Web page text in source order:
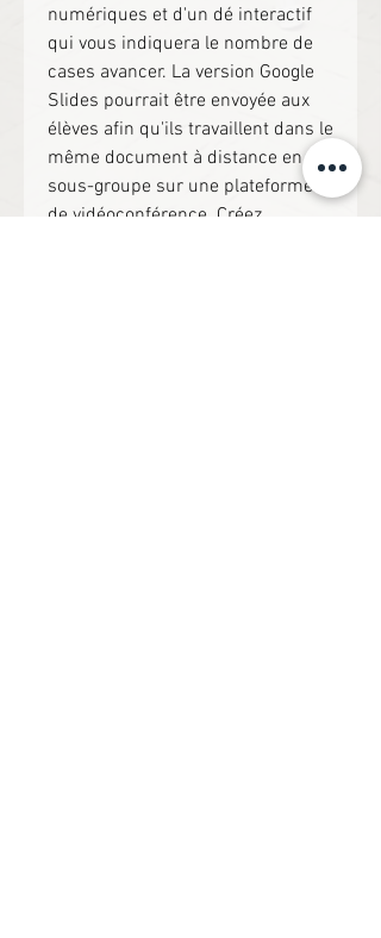
numériques et d'un dé interactif
qui vous indiquera le nombre de
cases avancer. La version Google
Slides pourrait être envoyée aux
élèves afin qu'ils travaillent dans le
même document à distance en
sous-groupe sur une plateforme
de vidéoconférence. Créez